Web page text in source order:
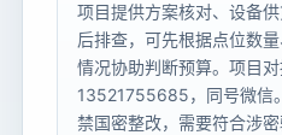
项目提供方案核对、设备
后排查，可先根据点位数
情况协助判断预算。项目对
13521755685，同号微信
禁国密整改，需要符合涉